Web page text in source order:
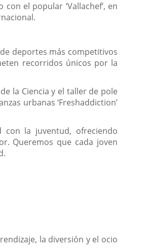
el popular ‘Vallachef’, en
deportes más competitivos
recorridos únicos por la
la Ciencia y el taller de pole
urbanas ‘Freshaddiction’
con la juventud, ofreciendo
Queremos que cada joven
la diversión y el ocio